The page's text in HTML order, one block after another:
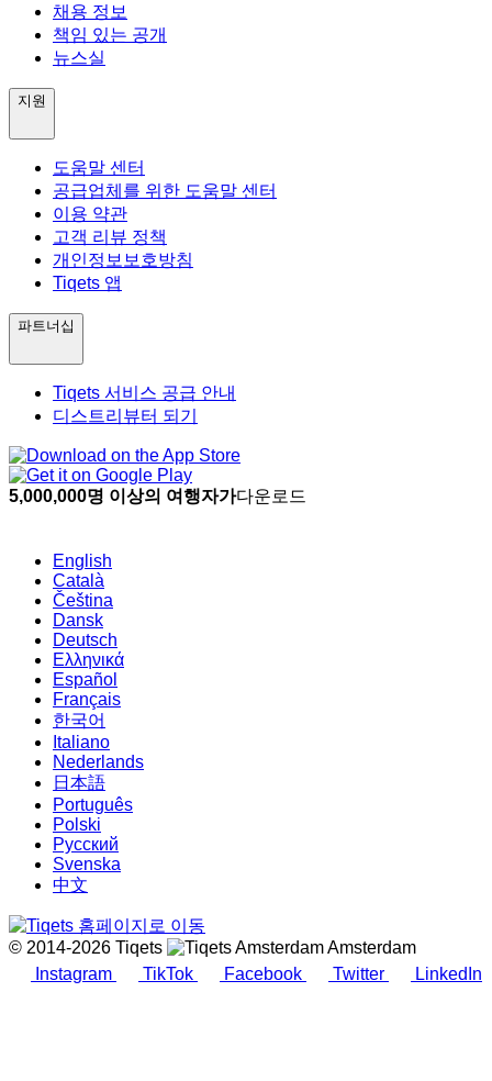
채용 정보
책임 있는 공개
뉴스실
지원
도움말 센터
공급업체를 위한 도움말 센터
이용 약관
고객 리뷰 정책
개인정보보호방침
Tiqets 앱
파트너십
Tiqets 서비스 공급 안내
디스트리뷰터 되기
5,000,000명 이상의 여행자가다운로드
English
Català
Čeština
Dansk
Deutsch
Ελληνικά
Español
Français
한국어
Italiano
Nederlands
日本語
Português
Polski
Русский
Svenska
中文
© 2014-2026 Tiqets
Amsterdam
Instagram
TikTok Facebook Twitter LinkedIn